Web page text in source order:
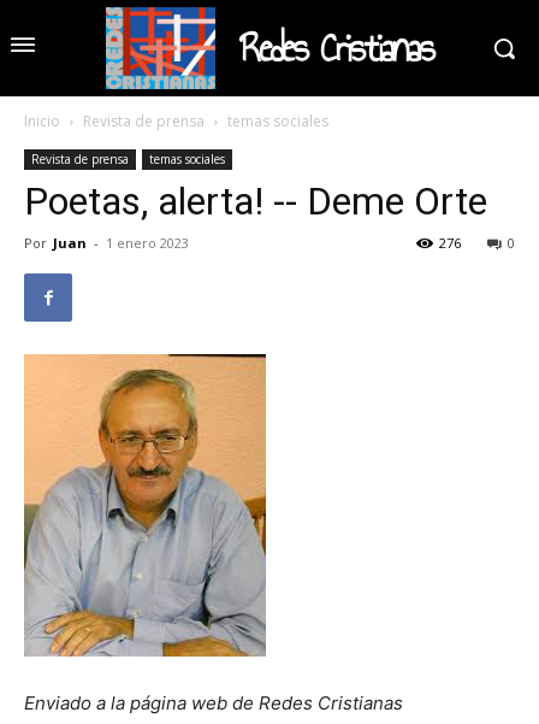
Redes Cristianas
Inicio Revista de prensa temas sociales
Revista de prensa temas sociales
Poetas, alerta! -- Deme Orte
Por Juan - 1 enero 2023 0
276
Enviado a la página web de Redes Cristianas